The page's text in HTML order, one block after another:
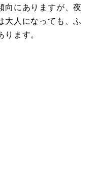
向にありますが、夜
大人になっても、ふ
ます。